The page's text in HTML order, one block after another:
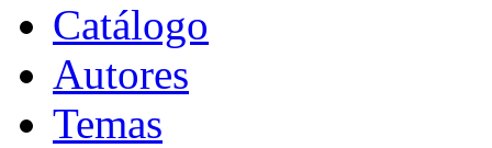
Catálogo
Autores
Temas